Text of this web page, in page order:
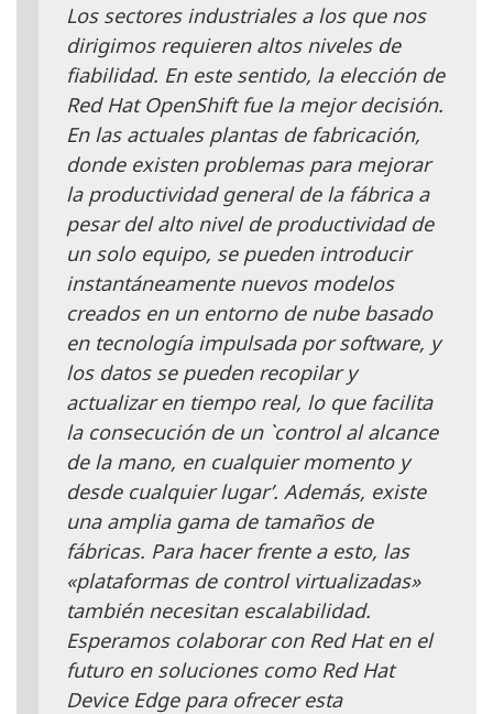
Los sectores industriales a los que nos
dirigimos requieren altos niveles de
fiabilidad. En este sentido, la elección de
Red Hat OpenShift fue la mejor decisión.
En las actuales plantas de fabricación,
donde existen problemas para mejorar
la productividad general de la fábrica a
pesar del alto nivel de productividad de
un solo equipo, se pueden introducir
instantáneamente nuevos modelos
creados en un entorno de nube basado
en tecnología impulsada por software, y
los datos se pueden recopilar y
actualizar en tiempo real, lo que facilita
la consecución de un `control al alcance
de la mano, en cualquier momento y
desde cualquier lugar’. Además, existe
una amplia gama de tamaños de
fábricas. Para hacer frente a esto, las
«plataformas de control virtualizadas»
también necesitan escalabilidad.
Esperamos colaborar con Red Hat en el
futuro en soluciones como Red Hat
Device Edge para ofrecer esta